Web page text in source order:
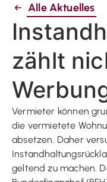
Alle Aktuelles
zählt
Vermieter können
die vermietete
absetzen. Daher
geltend zu machen.